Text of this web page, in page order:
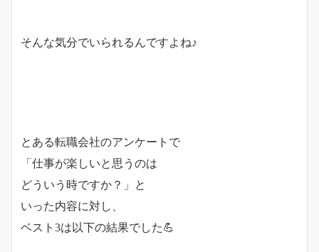
そんな気分でいられるんですよね♪
とある転職会社のアンケートで
「仕事が楽しいと思うのは
どういう時ですか？」と
いった内容に対し、
ベスト3は以下の結果でした💪